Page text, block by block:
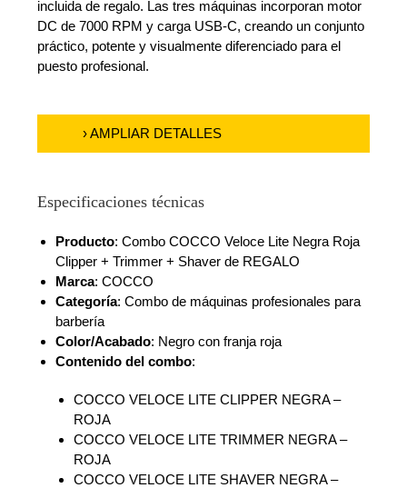
incluida de regalo. Las tres máquinas incorporan motor
DC de 7000 RPM y carga USB-C, creando un conjunto
práctico, potente y visualmente diferenciado para el
puesto profesional.
› AMPLIAR DETALLES
Especificaciones técnicas
Producto: Combo COCCO Veloce Lite Negra Roja
Clipper + Trimmer + Shaver de REGALO
Marca: COCCO
Categoría: Combo de máquinas profesionales para
barbería
Color/Acabado: Negro con franja roja
Contenido del combo:
COCCO VELOCE LITE CLIPPER NEGRA –
ROJA
COCCO VELOCE LITE TRIMMER NEGRA –
ROJA
COCCO VELOCE LITE SHAVER NEGRA –